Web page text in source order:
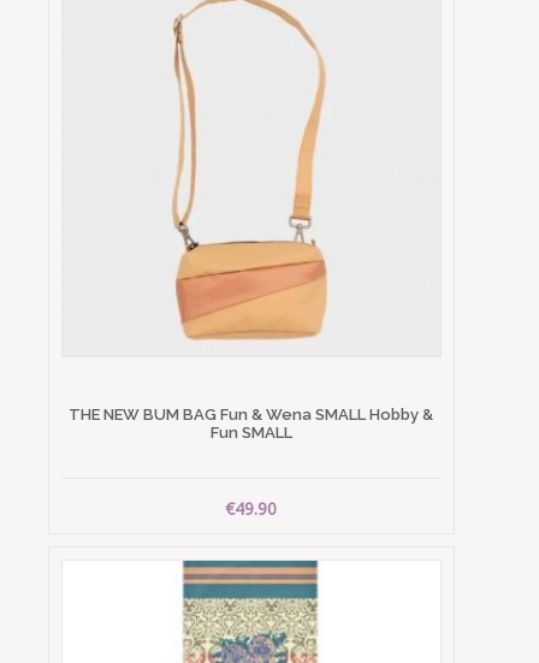
THE NEW BUM BAG Fun & Wena SMALL Hobby &
Fun SMALL
€49.90